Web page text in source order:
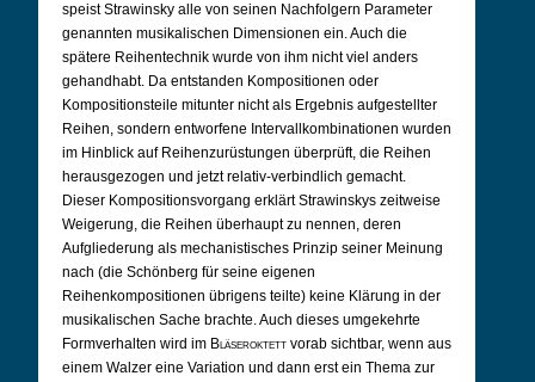
speist Strawinsky alle von seinen Nachfolgern Parameter
genannten musikalischen Dimensionen ein. Auch die
spätere Reihentechnik wurde von ihm nicht viel anders
gehandhabt. Da entstanden Kompositionen oder
Kompositionsteile mitunter nicht als Ergebnis aufgestellter
Reihen, sondern entworfene Intervallkombinationen wurden
im Hinblick auf Reihenzurüstungen überprüft, die Reihen
herausgezogen und jetzt relativ-verbindlich gemacht.
Dieser Kompositionsvorgang erklärt Strawinskys zeitweise
Weigerung, die Reihen überhaupt zu nennen, deren
Aufgliederung als mechanistisches Prinzip seiner Meinung
nach (die Schönberg für seine eigenen
Reihenkompositionen übrigens teilte) keine Klärung in der
musikalischen Sache brachte. Auch dieses umgekehrte
Formverhalten wird im Bläseroktett vorab sichtbar, wenn aus
einem Walzer eine Variation und dann erst ein Thema zur